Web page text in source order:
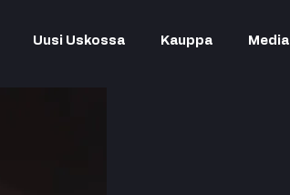
Uusi Uskossa Kauppa Media